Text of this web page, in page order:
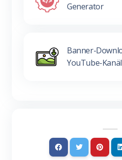
Generator
Banner-
YouTube-